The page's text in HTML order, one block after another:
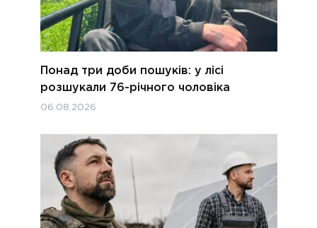
Понад три доби пошуків: у лісі
розшукали 76-річного чоловіка
06.08.2026